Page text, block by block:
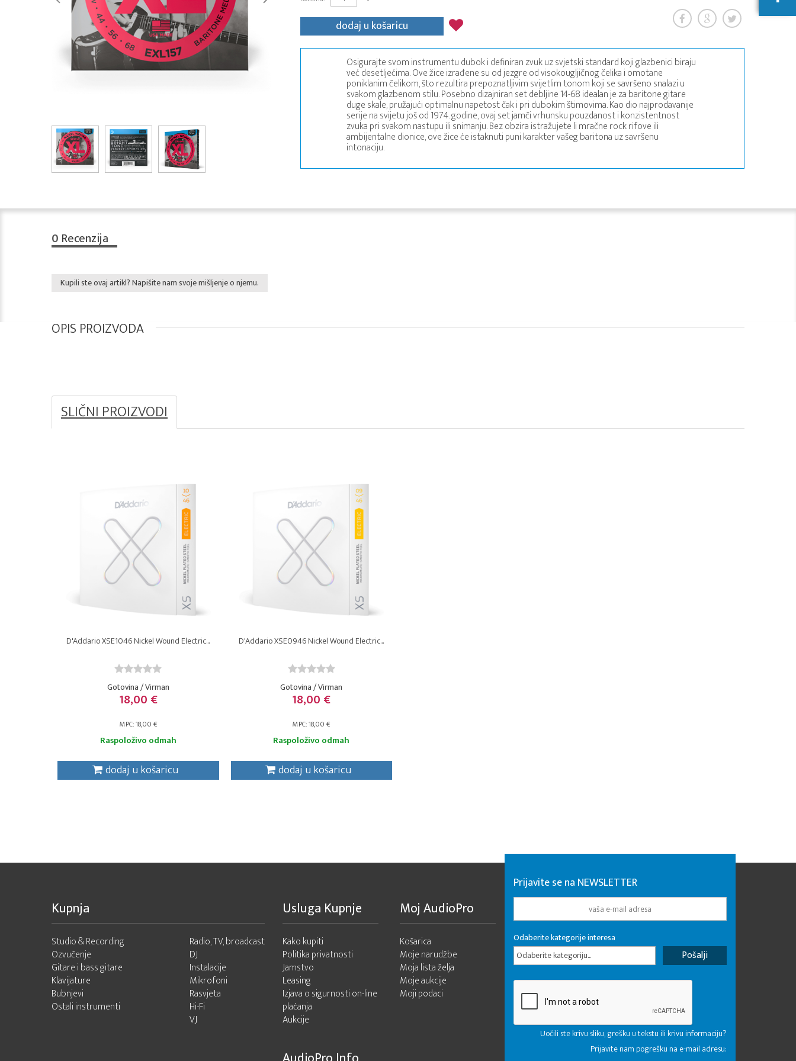
dodaj u košaricu
Osigurajte svom instrumentu dubok i definiran zvuk uz svjetski standard koji glazbenici biraju
već desetljećima. Ove žice izrađene su od jezgre od visokougljičnog čelika i omotane
poniklanim čelikom, što rezultira prepoznatljivim svijetlim tonom koji se savršeno snalazi u
svakom glazbenom stilu. Posebno dizajniran set debljine 14-68 idealan je za baritone gitare
duge skale, pružajući optimalnu napetost čak i pri dubokim štimovima. Kao dio najprodavanije
serije na svijetu još od 1974. godine, ovaj set jamči vrhunsku pouzdanost i konzistentnost
zvuka pri svakom nastupu ili snimanju. Bez obzira istražujete li mračne rock rifove ili
ambijentalne dionice, ove žice će istaknuti puni karakter vašeg baritona uz savršenu
intonaciju.
0 Recenzija
Kupili ste ovaj artikl? Napišite nam svoje mišljenje o njemu.
OPIS PROIZVODA
SLIČNI PROIZVODI
D'Addario XSE1046 Nickel Wound Electric...
Gotovina / Virman
18,00 €
MPC: 18,00 €
Raspoloživo odmah
dodaj u košaricu
D'Addario XSE0946 Nickel Wound Electric...
Gotovina / Virman
18,00 €
MPC: 18,00 €
Raspoloživo odmah
dodaj u košaricu
Kupnja
Studio & Recording
Ozvučenje
Gitare i bass gitare
Klavijature
Bubnjevi
Ostali instrumenti
Radio, TV, broadcast
DJ
Instalacije
Mikrofoni
Rasvjeta
Hi-Fi
VJ
Usluga Kupnje
Kako kupiti
Politika privatnosti
Jamstvo
Leasing
Izjava o sigurnosti on-line
plaćanja
Aukcije
Moj AudioPro
Košarica
Moje narudžbe
Moja lista želja
Moje aukcije
Moji podaci
Prijavite se na NEWSLETTER
Odaberite kategorije interesa
Odaberite kategoriju...
Uočili ste krivu sliku, grešku u tekstu ili krivu informaciju?
Prijavite nam pogrešku na e-mail adresu: